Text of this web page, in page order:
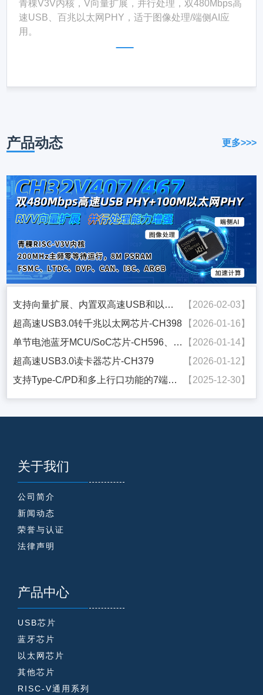
青稞V3V内核，V向量扩展，并行处理，双480Mbps高
速USB、百兆以太网PHY，适于图像处理/端侧AI应
用。
产品动态 更多>>>
支持向量扩展、内置双高速USB和以太网PHY的互联型MCU-CH32V407
【2026-02-03】
超高速USB3.0转千兆以太网芯片-CH398
【2026-01-16】
单节电池蓝牙MCU/SoC芯片-CH596、集成段式LCD驱动的蓝牙芯片-CH595
【2026-01-14】
超高速USB3.0读卡器芯片-CH379
【2026-01-12】
支持Type-C/PD和多上行口功能的7端口USB3.0 HUB芯片-CH637
【2025-12-30】
关于我们
公司简介
新闻动态
荣誉与认证
法律声明
产品中心
USB芯片
蓝牙芯片
以太网芯片
其他芯片
RISC-V通用系列